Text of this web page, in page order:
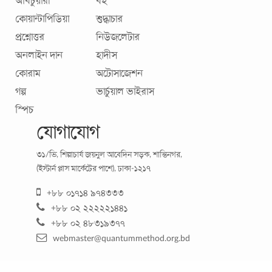
কোয়ান্টাপিডিয়া
প্রশ্নোত্তর
অনলাইন দান
কোরাম
গল্প
স্পিচ
শুদ্ধাচার
নিউজলেটার
হাদীস
অটোসাজেশন
ভার্চুয়াল ভাইরাস
যোগাযোগ
৩১/ভি, শিল্পাচার্য জয়নুল আবেদিন সড়ক, শান্তিনগর,
(ইস্টার্ন প্লাস মার্কেটের পাশে), ঢাকা-১২১৭
+৮৮ ০১৭১৪ ৯৭৪৩৩৩
+৮৮ ০২ ২২২২২১৪৪১
+৮৮ ০২ ৪৮৩১৯৩৭৭
webmaster@quantummethod.org.bd